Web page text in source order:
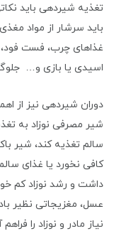
تغذیه شیردهی باید
باید سرشار از مواد
غذاهای چرب، فست فود،
اسیدی یا بازی و…
دوران شیردهی نیز از
شیر مصرفی نوزاد به
سالم تغذیه کند، شیر
کافی نخورد یا غذای
داشت و رشد نوزاد کم
عسل، مغزیجاتی نظیر
نیاز مادر و نوزاد را فراهم